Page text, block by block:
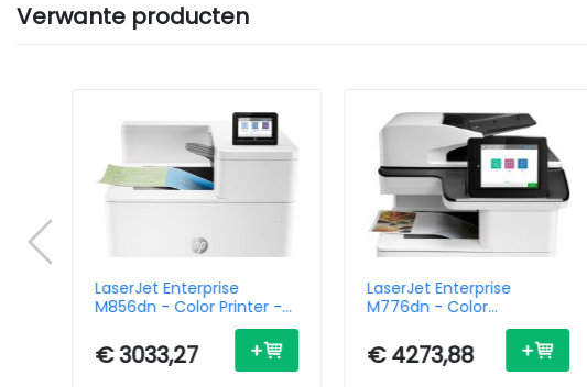
Verwante producten
LaserJet Enterprise
M856dn - Color Printer -
Ethernet
€ 3033,27
LaserJet Enterprise
M776dn - Color
Multifunction Printer -
Laser - A3 - USB /
Ethernet
€ 4273,88